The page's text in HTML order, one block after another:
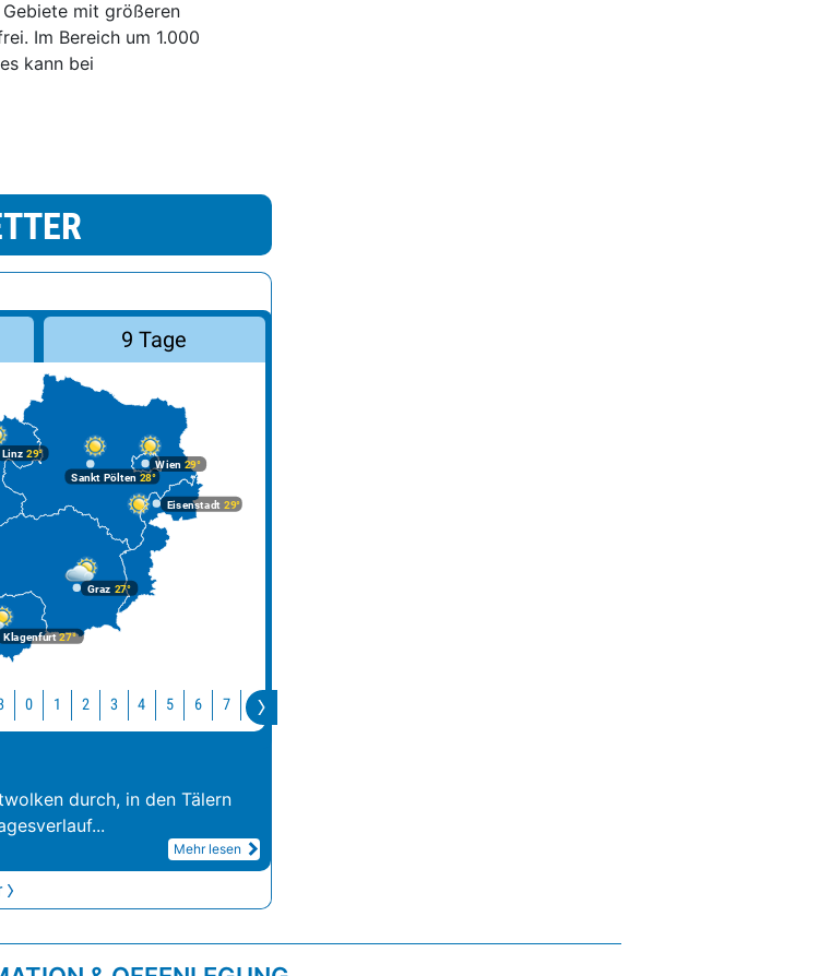
mit größeren
Im Bereich um 1.000
kann bei
9 Tage
Graz 27°
Klagenfurt27°
Linz 29°
Wien 29°
Eisenstadt 29°
Sankt Pölten 28°
0 1 2 3 4 5 6 7 8
durch, in den Tälern
...
Mehr lesen